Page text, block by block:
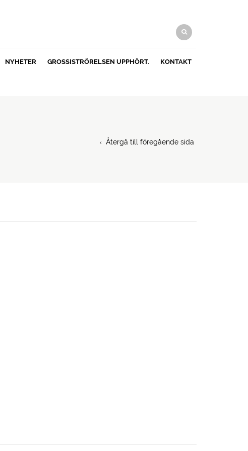
NYHETER GROSSISTRÖRELSEN UPPHÖRT. KONTAKT
Återgå till föregående sida